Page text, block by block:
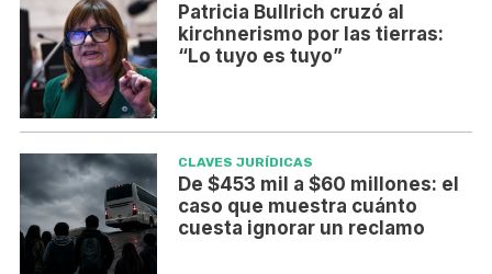
Patricia Bullrich cruzó al
kirchnerismo por las tierras:
“Lo tuyo es tuyo”
CLAVES JURÍDICAS
De $453 mil a $60 millones: el
caso que muestra cuánto
cuesta ignorar un reclamo